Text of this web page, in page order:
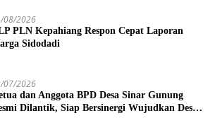
08/2026
PLN Kepahiang Respon Cepat Laporan
Sidodadi
07/2026
dan Anggota BPD Desa Sinar Gunung
Dilantik, Siap Bersinergi Wujudkan Desa